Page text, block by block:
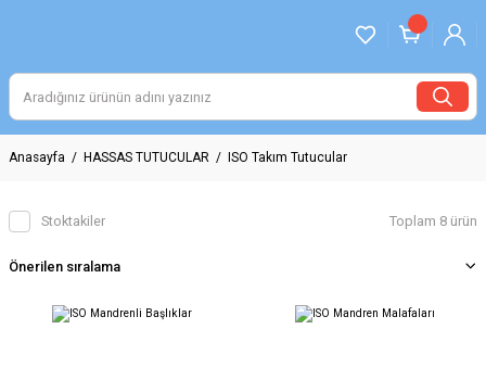
Anasayfa HASSAS TUTUCULAR ISO Takım Tutucular
Stoktakiler Toplam 8 ürün